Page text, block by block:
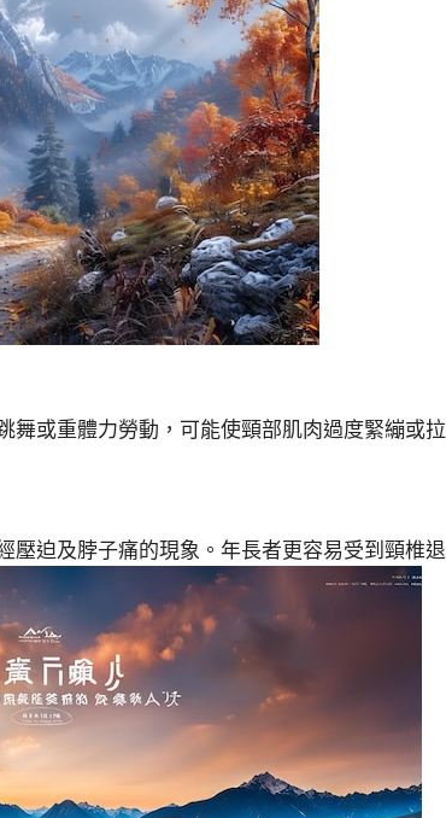
舞或重體力勞動，可能使頸部肌肉過度緊繃或拉
壓迫及脖子痛的現象。年長者更容易受到頸椎退